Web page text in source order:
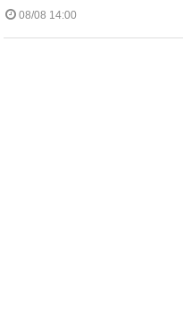
08/08 14:00